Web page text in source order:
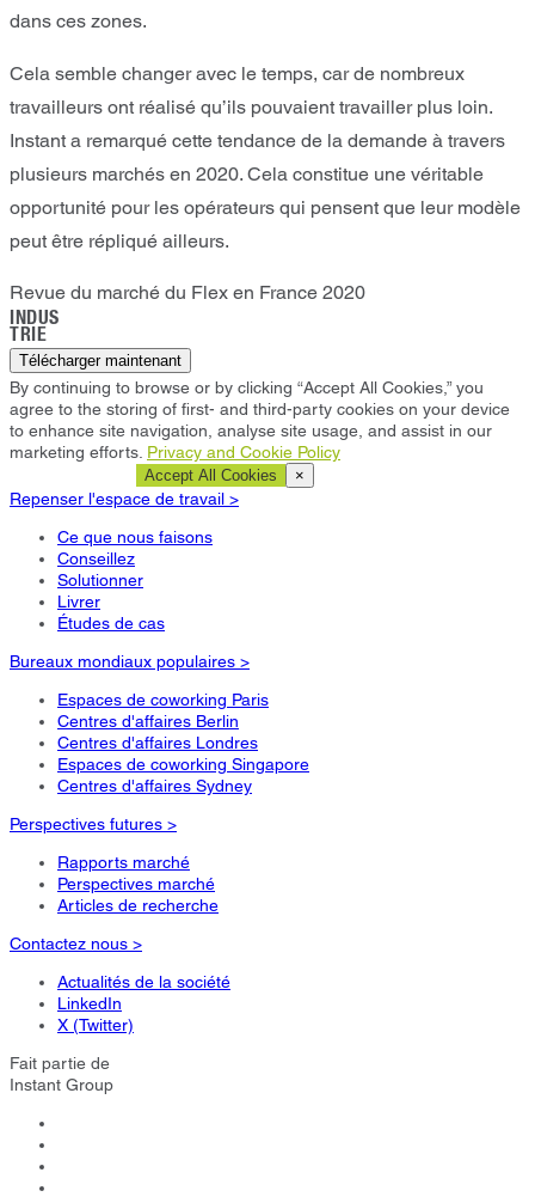
dans ces zones.
Cela semble changer avec le temps, car de nombreux
travailleurs ont réalisé qu’ils pouvaient travailler plus loin.
Instant a remarqué cette tendance de la demande à travers
plusieurs marchés en 2020. Cela constitue une véritable
opportunité pour les opérateurs qui pensent que leur modèle
peut être répliqué ailleurs.
Revue du marché du Flex en France 2020
INDUS
TRIE
Télécharger maintenant
By continuing to browse or by clicking “Accept All Cookies,” you
agree to the storing of first- and third-party cookies on your device
to enhance site navigation, analyse site usage, and assist in our
marketing efforts. Privacy and Cookie Policy
Accept All Cookies ×
Repenser l'espace de travail >
Ce que nous faisons
Conseillez
Solutionner
Livrer
Études de cas
Bureaux mondiaux populaires >
Espaces de coworking Paris
Centres d'affaires Berlin
Centres d'affaires Londres
Espaces de coworking Singapore
Centres d'affaires Sydney
Perspectives futures >
Rapports marché
Perspectives marché
Articles de recherche
Contactez nous >
Actualités de la société
LinkedIn
X (Twitter)
Fait partie de
Instant Group